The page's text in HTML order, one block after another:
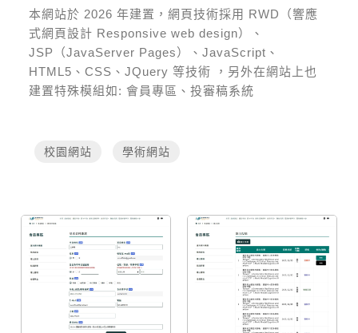
本網站於 2026 年建置，網頁技術採用 RWD（響應
式網頁設計 Responsive web design）、
JSP（JavaServer Pages）、JavaScript、
HTML5、CSS、JQuery 等技術
，另外在網站上也
建置特殊模組如:會員專區、投審稿系統
校園網站 學術網站